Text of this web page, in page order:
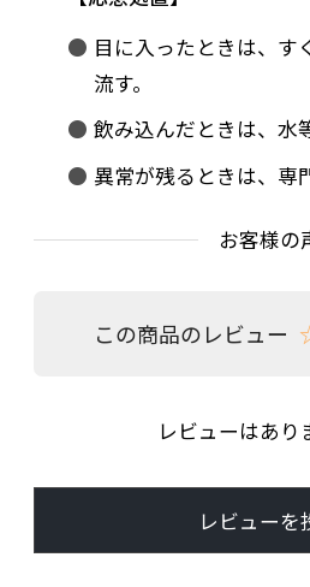
目に入ったときは、す
流す。
飲み込んだときは、水
異常が残るときは、専
お客様の
この商品のレビュー
レビューはあり
レビューを